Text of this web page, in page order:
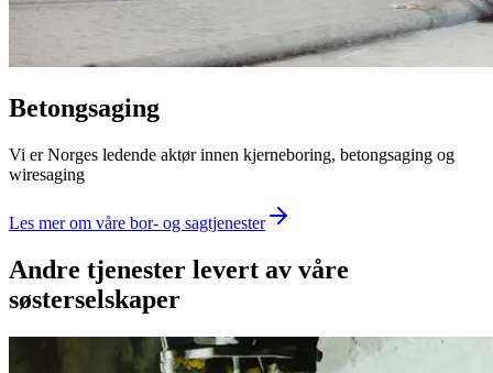
Betongsaging
Vi er Norges ledende aktør innen kjerneboring, betongsaging og
wiresaging
Les mer om våre bor- og sagtjenester
Andre tjenester levert av våre
søsterselskaper